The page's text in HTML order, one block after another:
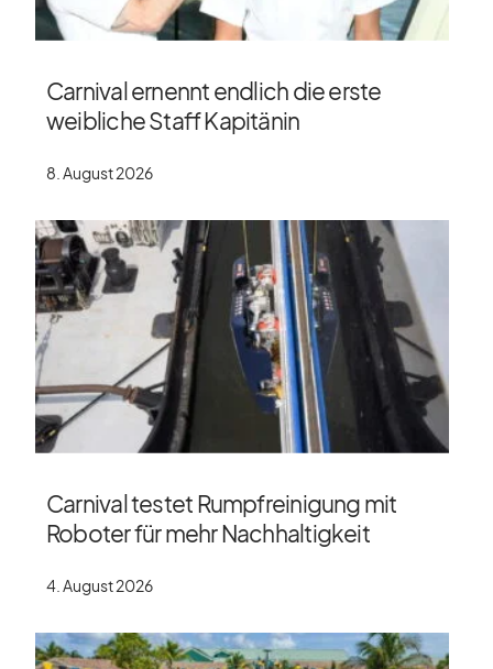
Carnival ernennt endlich die erste
weibliche Staff Kapitänin
8. August 2026
Carnival testet Rumpfreinigung mit
Roboter für mehr Nachhaltigkeit
4. August 2026